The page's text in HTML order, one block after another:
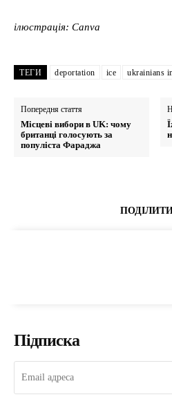
ілюстрація: Canva
ТЕГИ deportation ice ukrainians
Попередня стаття
Місцеві вибори в UK: чому
британці голосують за
популіста Фараджа
Підписка